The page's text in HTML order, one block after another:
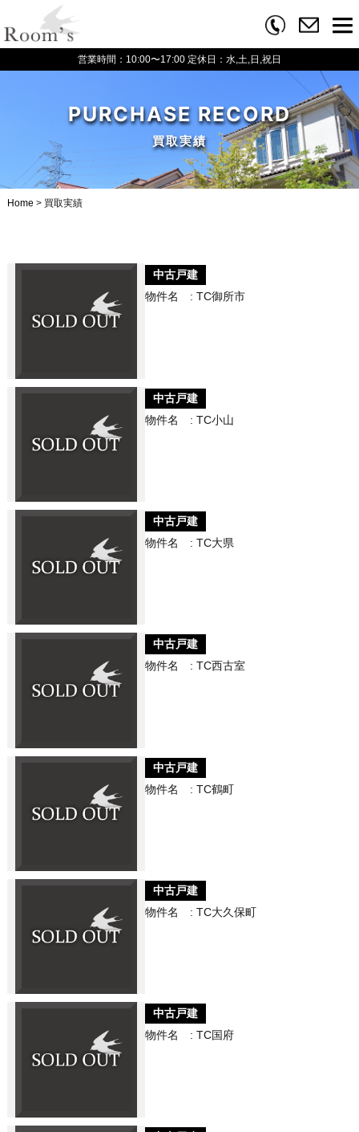
営業時間：10:00〜17:00 定休日：水,土,日,祝日
PURCHASE RECORD
買取実績
Home > 買取実績
中古戸建
物件名 : TC御所市
中古戸建
物件名 : TC小山
中古戸建
物件名 : TC大県
中古戸建
物件名 : TC西古室
中古戸建
物件名 : TC鶴町
中古戸建
物件名 : TC大久保町
中古戸建
物件名 : TC国府